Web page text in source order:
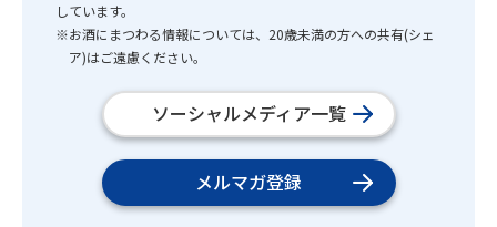
しています。
※お酒にまつわる情報については、20歳未満の方への共有(シェ
ア)はご遠慮ください。
ソーシャルメディア一覧
メルマガ登録